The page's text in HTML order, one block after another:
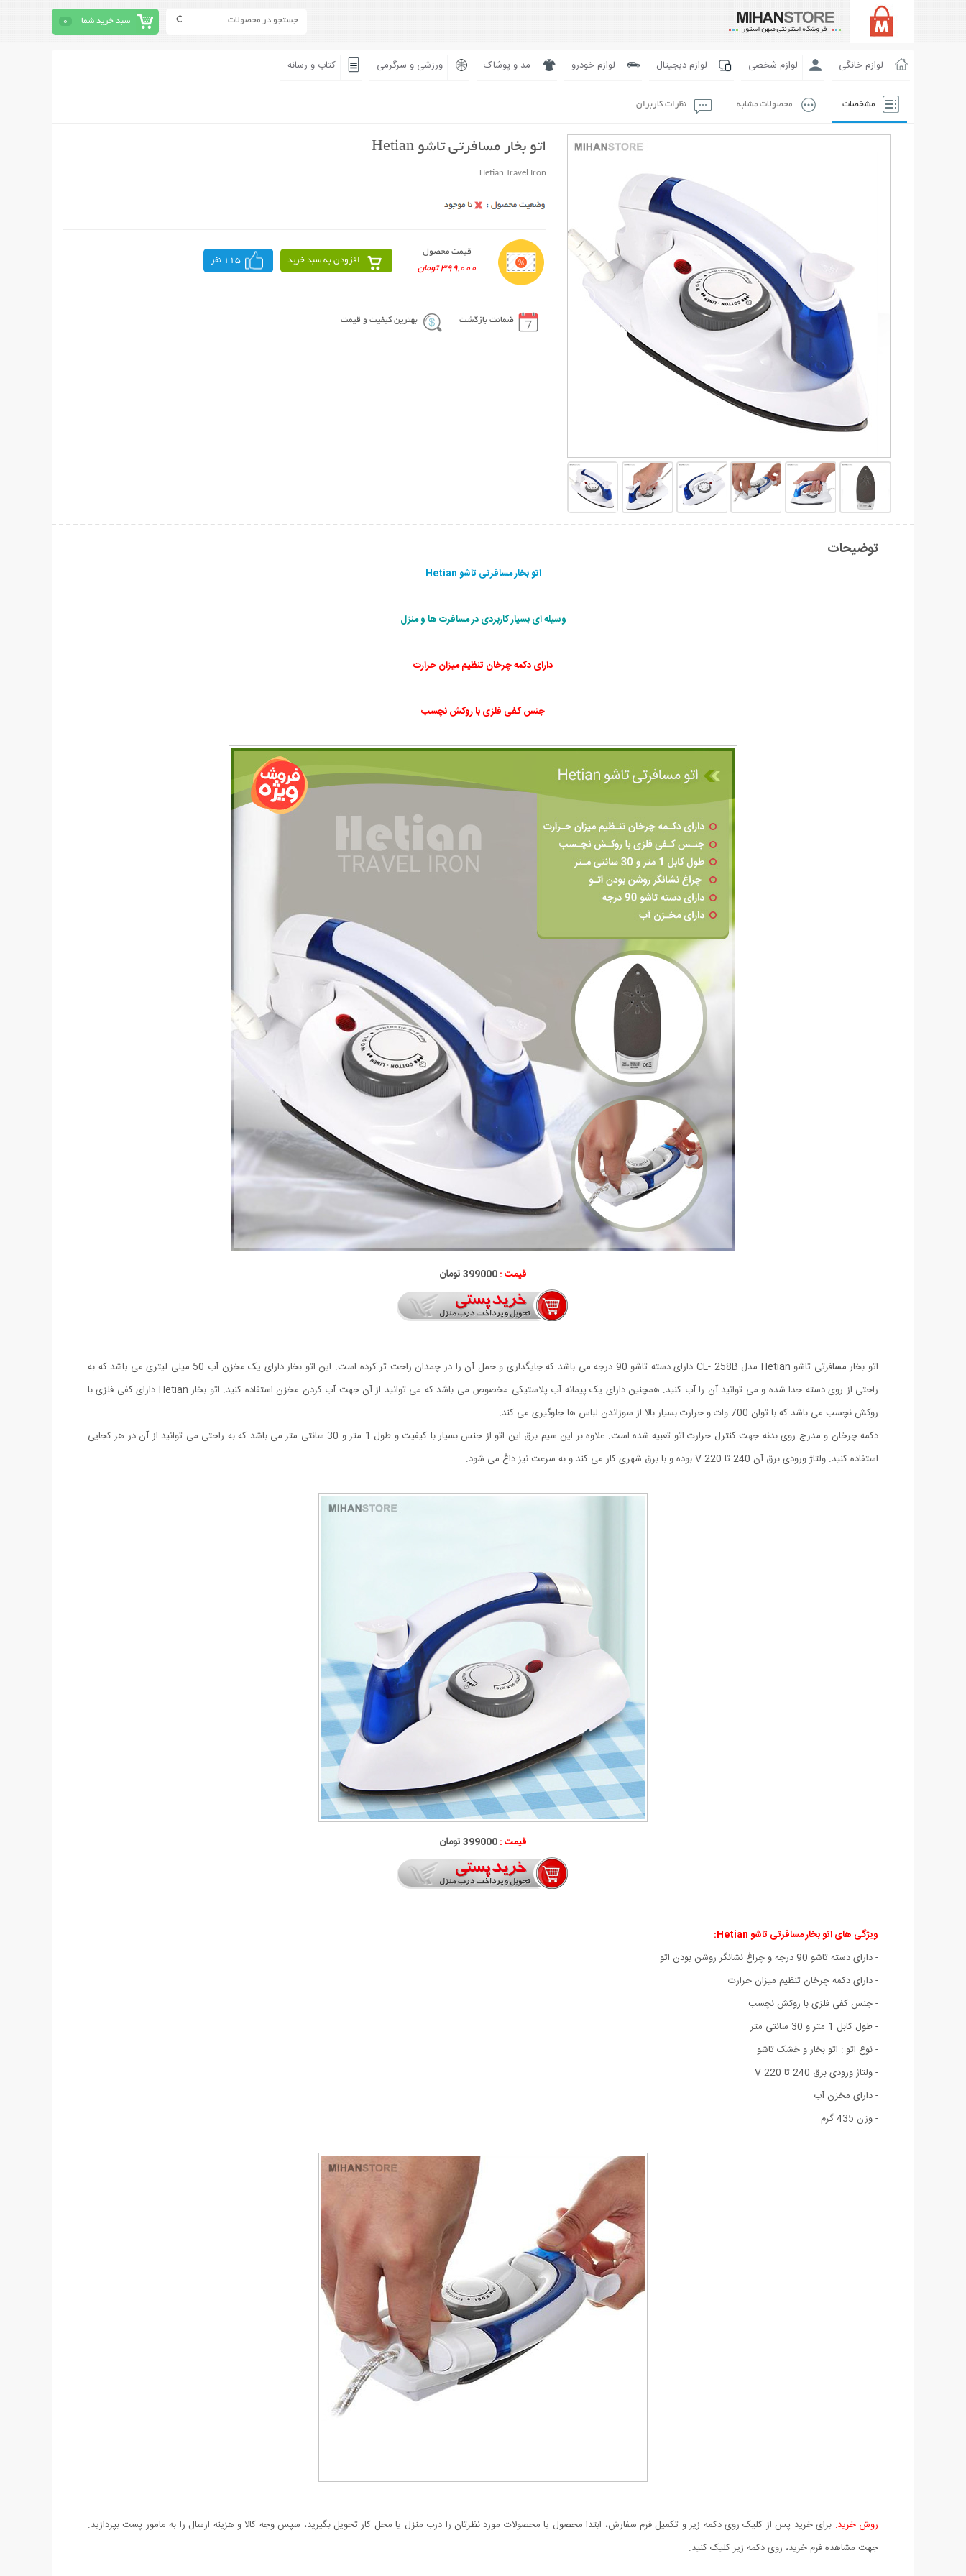
سبد خرید شما 0
لوازم خانگی لوازم شخصی لوازم دیجیتال لوازم خودرو مد و پوشاک ورزشی و سرگرمی کتاب و رسانه
مشخصات محصولات مشابه نظرات کاربران
اتو بخار مسافرتی تاشو Hetian
Hetian Travel Iron
قیمت محصول
399,000 تومان
افزودن به سبد خرید 115 نفر
ضمانت بازگشت بهترین کیفیت و قیمت
توضیحات
اتو بخار مسافرتی تاشو Hetian
وسیله ای بسیار کاربردی در مسافرت ها و منزل
دارای دکمه چرخان تنظیم میزان حرارت
جنس کفی فلزی با روکش نچسب
قیمت :399000 تومان
اتو بخار مسافرتی تاشو Hetian مدل CL- 258B دارای دسته تاشو 90 درجه می باشد که جایگذاری و حمل آن را در چمدان راحت تر کرده است. این اتو بخار دارای یک مخزن آب 50 میلی لیتری می باشد که به
راحتی از روی دسته جدا شده و می توانید آن را آب کنید. همچنین دارای یک پیمانه آب پلاستیکی مخصوص می باشد که می توانید از آن جهت آب کردن مخزن استفاده کنید. اتو بخار Hetian دارای کفی فلزی با
روکش نچسب می باشد که با توان 700 وات و حرارت بسیار بالا از سوزاندن لباس ها جلوگیری می کند.
دکمه چرخان و مدرج روی بدنه جهت کنترل حرارت اتو تعبیه شده است. علاوه بر این سیم برق این اتو از جنس بسیار با کیفیت و طول 1 متر و 30 سانتی متر می باشد که به راحتی می توانید از آن در هر کجایی
استفاده کنید. ولتاژ ورودی برق آن 240 تا 220 V بوده و با برق شهری کار می کند و به سرعت نیز داغ می شود.
قیمت :399000 تومان
ویژگی های اتو بخار مسافرتی تاشو Hetian:
- دارای دسته تاشو 90 درجه و چراغ نشانگر روشن بودن اتو
- دارای دکمه چرخان تنظیم میزان حرارت
- جنس کفی فلزی با روکش نچسب
- طول کابل 1 متر و 30 سانتی متر
- نوع اتو : اتو بخار و خشک تاشو
- ولتاژ ورودی برق 240 تا 220 V
- دارای مخزن آب
- وزن 435 گرم
روش خرید: برای خرید پس از کلیک روی دکمه زیر و تکمیل فرم سفارش، ابتدا محصول یا محصولات مورد نظرتان را درب منزل یا محل کار تحویل بگیرید، سپس وجه کالا و هزینه ارسال را به مامور پست بپردازید.
جهت مشاهده فرم خرید، روی دکمه زیر کلیک کنید.